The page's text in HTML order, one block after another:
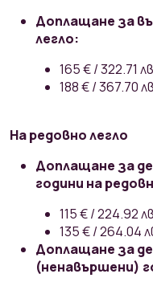
Доплащане за
легло:
165 € / 322.71
188 € / 367.70
На редовно легло
Доплащане за
години на
115 € / 224.92
135 € / 264.04
Доплащане за
(ненавършени)